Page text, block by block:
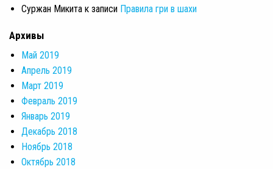
Суржан Микита к записи Правила гри в шахи
Архивы
Май 2019
Апрель 2019
Март 2019
Февраль 2019
Январь 2019
Декабрь 2018
Ноябрь 2018
Октябрь 2018